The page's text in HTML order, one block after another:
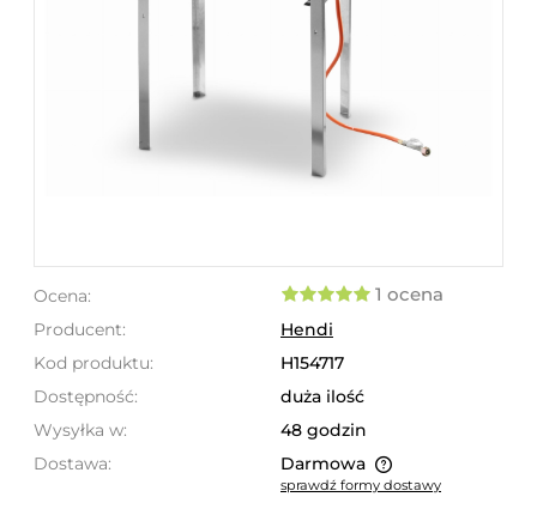
Ocena: 1 ocena
Producent:
Hendi
Kod produktu:
H154717
Dostępność:
duża ilość
Wysyłka w:
48 godzin
Dostawa:
Darmowa
Cena nie zawiera ewentualnych kosztów płatności
sprawdź formy dostawy